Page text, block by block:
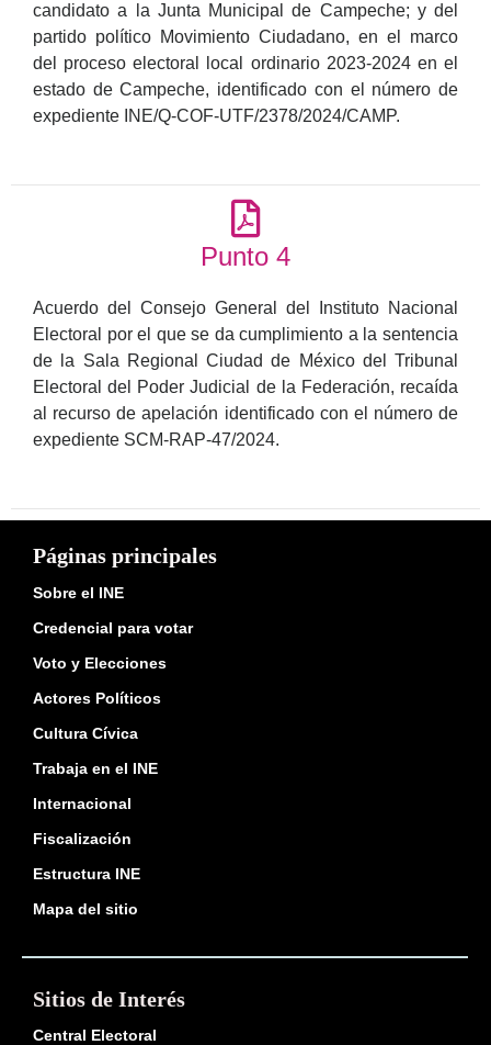
candidato a la Junta Municipal de Campeche; y del
partido político Movimiento Ciudadano, en el marco
del proceso electoral local ordinario 2023-2024 en el
estado de Campeche, identificado con el número de
expediente INE/Q-COF-UTF/2378/2024/CAMP.
Punto 4
Acuerdo del Consejo General del Instituto Nacional
Electoral por el que se da cumplimiento a la sentencia
de la Sala Regional Ciudad de México del Tribunal
Electoral del Poder Judicial de la Federación, recaída
al recurso de apelación identificado con el número de
expediente SCM-RAP-47/2024.
Páginas principales
Sobre el INE
Credencial para votar
Voto y Elecciones
Actores Políticos
Cultura Cívica
Trabaja en el INE
Internacional
Fiscalización
Estructura INE
Mapa del sitio
Sitios de Interés
Central Electoral